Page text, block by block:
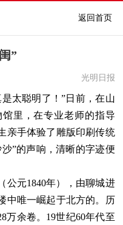
返回首页
”
光明日报
太聪明了！”日前，在山
里，在专业老师的指导
亲手体验了雕版印刷传统
”的声响，清晰的字迹便
元1840年），由聊城进
中唯一崛起于北方的。历
万余卷。19世纪60年代至